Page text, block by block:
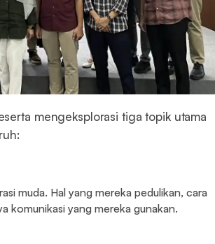
mengeksplorasi tiga topik utama
muda. Hal yang mereka pedulikan, cara
komunikasi yang mereka gunakan.